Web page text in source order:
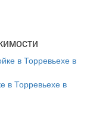
в Торревьехе в